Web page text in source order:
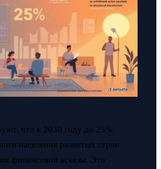
что к 2030 году до 25%
населения развитых стран
финансовой аскезы. Это